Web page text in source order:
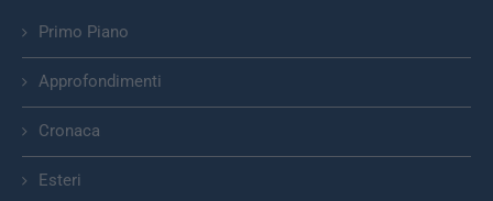
Primo Piano
Approfondimenti
Cronaca
Esteri